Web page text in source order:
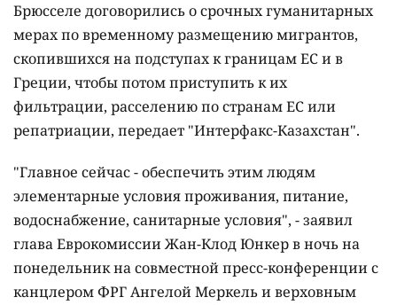
Брюсселе договорились о срочных гуманитарных
мерах по временному размещению мигрантов,
скопившихся на подступах к границам ЕС и в
Греции, чтобы потом приступить к их
фильтрации, расселению по странам ЕС или
репатриации, передает "Интерфакс-Казахстан".
"Главное сейчас - обеспечить этим людям
элементарные условия проживания, питание,
водоснабжение, санитарные условия", - заявил
глава Еврокомиссии Жан-Клод Юнкер в ночь на
понедельник на совместной пресс-конференции с
канцлером ФРГ Ангелой Меркель и верховным